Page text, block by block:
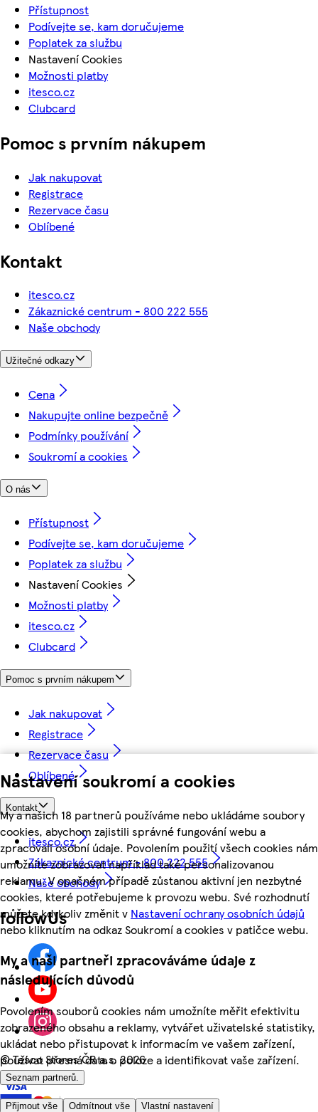
Nastavení soukromí a cookies
My a našich 18 partnerů používáme nebo ukládáme soubory
cookies, abychom zajistili správné fungování webu a
zpracovali osobní údaje. Povolením použití všech cookies nám
umožníte zobrazovat například také personalizovanou
reklamu. V opačném případě zůstanou aktivní jen nezbytné
cookies, které potřebujeme k provozu webu. Své rozhodnutí
můžete kdykoliv změnit v Nastavení ochrany osobních údajů
nebo kliknutím na odkaz Soukromí a cookies v patičce webu.
My a naši partneři zpracováváme údaje z
následujících důvodů
Povolením souborů cookies nám umožníte měřit efektivitu
zobrazeného obsahu a reklamy, vytvářet uživatelské statistiky,
ukládat nebo přistupovat k informacím ve vašem zařízení,
používat přesná data o poloze a identifikovat vaše zařízení.
Seznam partnerů.
Přijmout vše Odmítnout vše Vlastní nastavení
Přístupnost
Podívejte se, kam doručujeme
Poplatek za službu
Nastavení Cookies
Možnosti platby
itesco.cz
Clubcard
Pomoc s prvním nákupem
Jak nakupovat
Registrace
Rezervace času
Oblíbené
Kontakt
itesco.cz
Zákaznické centrum - 800 222 555
Naše obchody
Užitečné odkazy
Cena
Nakupujte online bezpečně
Podmínky používání
Soukromí a cookies
O nás
Přístupnost
Podívejte se, kam doručujeme
Poplatek za službu
Nastavení Cookies
Možnosti platby
itesco.cz
Clubcard
Pomoc s prvním nákupem
Jak nakupovat
Registrace
Rezervace času
Oblíbené
Kontakt
itesco.cz
Zákaznické centrum - 800 222 555
Naše obchody
followUs
©Tesco Stores ČR a.s. 2026